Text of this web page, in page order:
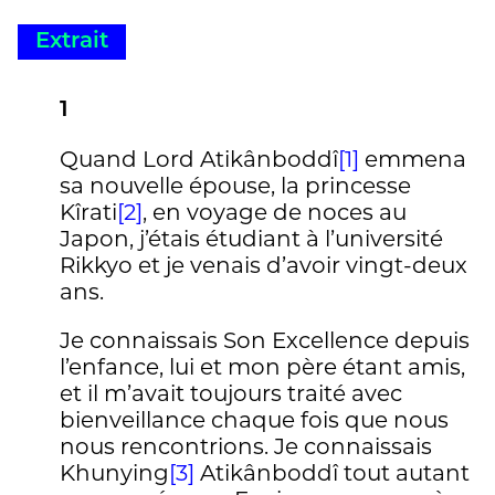
L’extinction de l’épate, juste là où le
cinéma, mécanique du mouvement,
Mizoguchi, vous dis-je ! »
Lire l'article de Maurice Mourier en entier
Extrait
1
Quand Lord Atikânboddî[1] emmena
sa nouvelle épouse, la princesse
Kîrati[2], en voyage de noces au
Japon, j’étais étudiant à l’université
Rikkyo et je venais d’avoir vingt-deux
ans.
Je connaissais Son Excellence depuis
l’enfance, lui et mon père étant amis,
et il m’avait toujours traité avec
bienveillance chaque fois que nous
nous rencontrions. Je connaissais
Khunying[3] Atikânboddî tout autant